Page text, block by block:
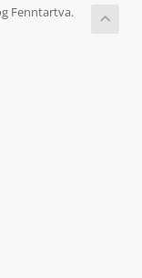
Fenntartva.